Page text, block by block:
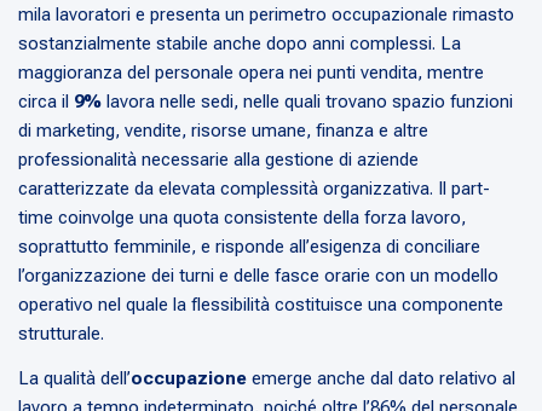
mila lavoratori e presenta un perimetro occupazionale rimasto
sostanzialmente stabile anche dopo anni complessi. La
maggioranza del personale opera nei punti vendita, mentre
circa il 9% lavora nelle sedi, nelle quali trovano spazio funzioni
di marketing, vendite, risorse umane, finanza e altre
professionalità necessarie alla gestione di aziende
caratterizzate da elevata complessità organizzativa. Il part-
time coinvolge una quota consistente della forza lavoro,
soprattutto femminile, e risponde all’esigenza di conciliare
l’organizzazione dei turni e delle fasce orarie con un modello
operativo nel quale la flessibilità costituisce una componente
strutturale.
La qualità dell’occupazione emerge anche dal dato relativo al